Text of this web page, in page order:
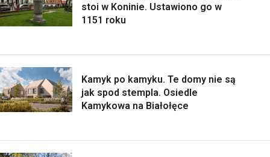
stoi w Koninie. Ustawiono go w
1151 roku
Kamyk po kamyku. Te domy nie są
jak spod stempla. Osiedle
Kamykowa na Białołęce